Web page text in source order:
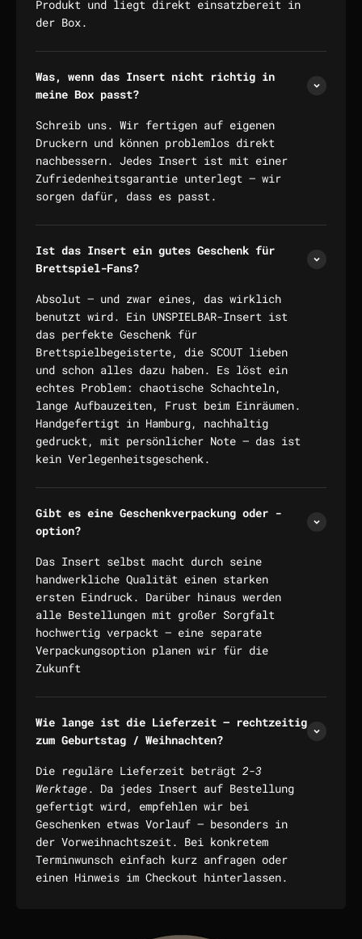
Produkt und liegt direkt einsatzbereit in
der Box.
Was, wenn das Insert nicht richtig in
meine Box passt?
Schreib uns. Wir fertigen auf eigenen
Druckern und können problemlos direkt
nachbessern. Jedes Insert ist mit einer
Zufriedenheitsgarantie unterlegt — wir
sorgen dafür, dass es passt.
Ist das Insert ein gutes Geschenk für
Brettspiel-Fans?
Absolut — und zwar eines, das wirklich
benutzt wird. Ein UNSPIELBAR-Insert ist
das perfekte Geschenk für
Brettspielbegeisterte, die SCOUT lieben
und schon alles dazu haben. Es löst ein
echtes Problem: chaotische Schachteln,
lange Aufbauzeiten, Frust beim Einräumen.
Handgefertigt in Hamburg, nachhaltig
gedruckt, mit persönlicher Note — das ist
kein Verlegenheitsgeschenk.
Gibt es eine Geschenkverpackung oder -
option?
Das Insert selbst macht durch seine
handwerkliche Qualität einen starken
ersten Eindruck. Darüber hinaus werden
alle Bestellungen mit großer Sorgfalt
hochwertig verpackt — eine separate
Verpackungsoption planen wir für die
Zukunft
Wie lange ist die Lieferzeit — rechtzeitig
zum Geburtstag / Weihnachten?
Die reguläre Lieferzeit beträgt 2-3
Werktage. Da jedes Insert auf Bestellung
gefertigt wird, empfehlen wir bei
Geschenken etwas Vorlauf — besonders in
der Vorweihnachtszeit. Bei konkretem
Terminwunsch einfach kurz anfragen oder
einen Hinweis im Checkout hinterlassen.